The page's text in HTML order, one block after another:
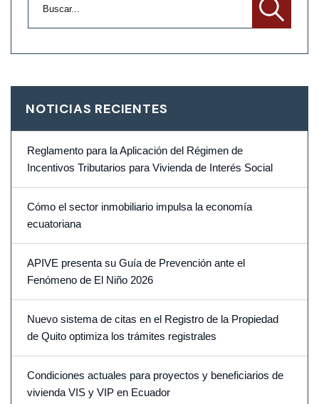
NOTICIAS RECIENTES
Reglamento para la Aplicación del Régimen de
Incentivos Tributarios para Vivienda de Interés Social
Cómo el sector inmobiliario impulsa la economía
ecuatoriana
APIVE presenta su Guía de Prevención ante el
Fenómeno de El Niño 2026
Nuevo sistema de citas en el Registro de la Propiedad
de Quito optimiza los trámites registrales
Condiciones actuales para proyectos y beneficiarios de
vivienda VIS y VIP en Ecuador